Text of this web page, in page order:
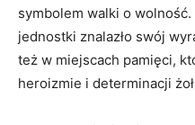
symbolem walki o
jednostki znalazło swój
też w miejscach pamięci,
heroizmie i determinacji